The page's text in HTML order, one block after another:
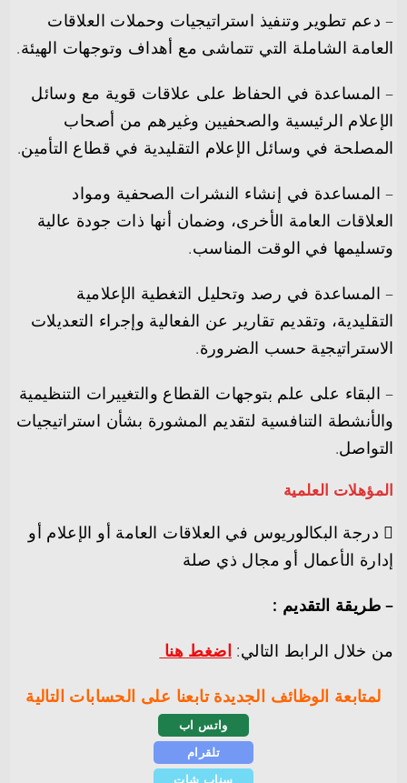
– دعم تطوير وتنفيذ استراتيجيات وحملات العلاقات
العامة الشاملة التي تتماشى مع أهداف وتوجهات الهيئة.
– المساعدة في الحفاظ على علاقات قوية مع وسائل
الإعلام الرئيسية والصحفيين وغيرهم من أصحاب
المصلحة في وسائل الإعلام التقليدية في قطاع التأمين.
– المساعدة في إنشاء النشرات الصحفية ومواد
العلاقات العامة الأخرى، وضمان أنها ذات جودة عالية
وتسليمها في الوقت المناسب.
– المساعدة في رصد وتحليل التغطية الإعلامية
التقليدية، وتقديم تقارير عن الفعالية وإجراء التعديلات
الاستراتيجية حسب الضرورة.
– البقاء على علم بتوجهات القطاع والتغييرات التنظيمية
والأنشطة التنافسية لتقديم المشورة بشأن استراتيجيات
التواصل.
المؤهلات العلمية
 درجة البكالوريوس في العلاقات العامة أو الإعلام أو
إدارة الأعمال أو مجال ذي صلة
– طريقة التقديم :
من خلال الرابط التالي: اضغط هنا
لمتابعة الوظائف الجديدة تابعنا على الحسابات التالية
واتس اب
تلقرام
سناب شات